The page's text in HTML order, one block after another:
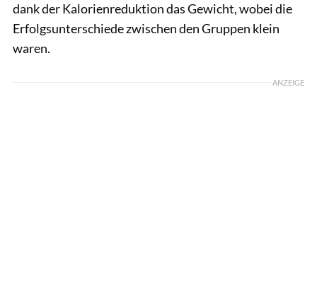
dank der Kalorienreduktion das Gewicht, wobei die
Erfolgsunterschiede zwischen den Gruppen klein
waren.
ANZEIGE